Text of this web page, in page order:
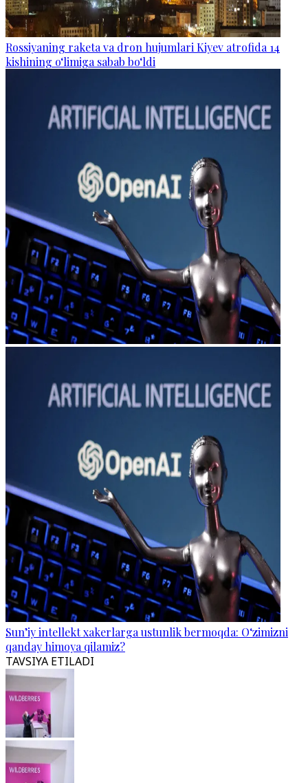
Rossiyaning raketa va dron hujumlari Kiyev atrofida 14
kishining o‘limiga sabab bo‘ldi
Sun’iy intellekt xakerlarga ustunlik bermoqda: O‘zimizni
qanday himoya qilamiz?
TAVSIYA ETILADI